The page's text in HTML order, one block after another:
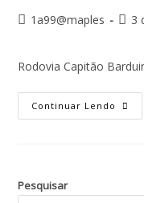
1a99@maples 3
Rodovia Capitão
Continuar Lendo
Pesquisar